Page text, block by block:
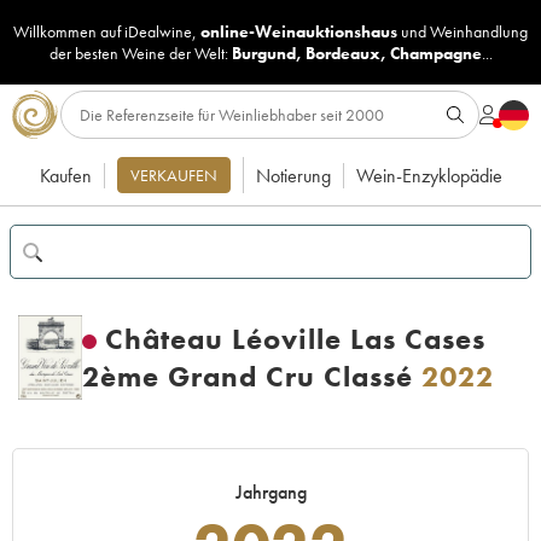
Willkommen auf iDealwine, online-Weinauktionshaus undWeinhandlung
der besten Weine der Welt: Burgund, Bordeaux, Champagne...
Kaufen VERKAUFEN Notierung Wein-Enzyklopädie
Château Léoville Las Cases
2ème Grand Cru Classé 2022
Jahrgang